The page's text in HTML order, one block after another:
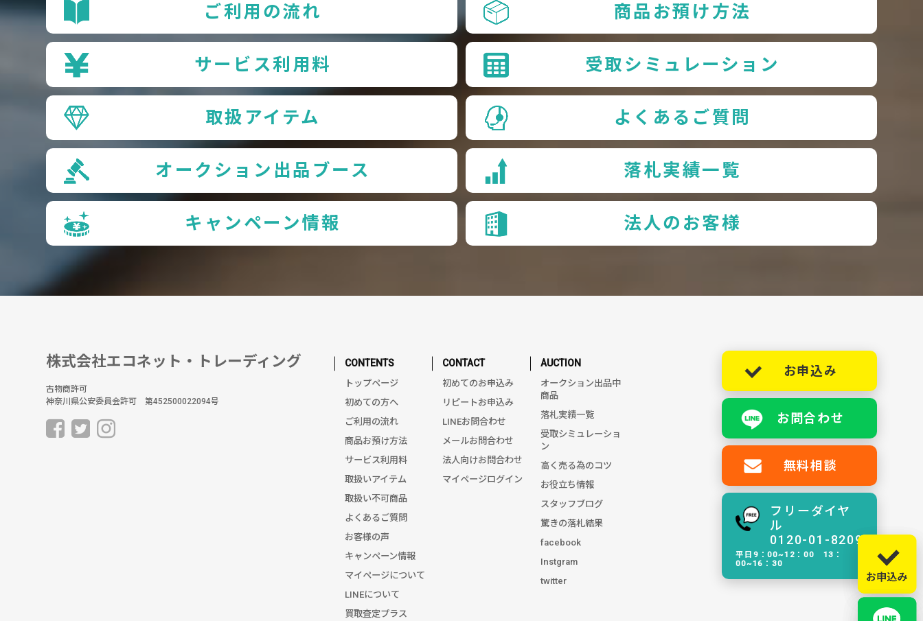
ご利用の流れ 商品お預け方法
サービス利用料 受取シミュレーション
取扱アイテム よくあるご質問
オークション出品ブース 落札実績一覧
キャンペーン情報 法人のお客様
株式会社エコネット・トレーディング
古物商許可
神奈川県公安委員会許可 第452500022094号
CONTENTS
トップページ
初めての方へ
ご利用の流れ
商品お預け方法
サービス利用料
取扱いアイテム
取扱い不可商品
よくあるご質問
お客様の声
キャンペーン情報
マイページについて
LINEについて
買取査定プラス
CONTACT
初めてのお申込み
リピートお申込み
LINEお問合わせ
メールお問合わせ
法人向けお問合わせ
マイページログイン
AUCTION
オークション出品中
商品
落札実績一覧
受取シミュレーショ
ン
高く売る為のコツ
お役立ち情報
スタッフブログ
驚きの落札結果
facebook
Instgram
twitter
お申込み
お問合わせ
無料相談
フリーダイヤ
ル
0120-01-8209
平日9：00~12：00 13：
00~16：30